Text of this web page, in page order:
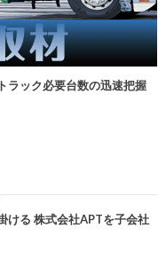
ラック必要台数の迅速把握
ける 株式会社APTを子会社